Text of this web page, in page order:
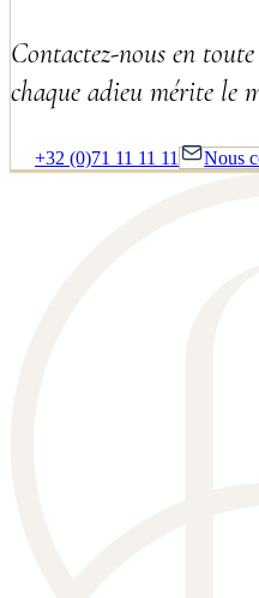
Contactez-nous en
chaque adieu mérite le
+32 (0)71 11 11 11 Nous